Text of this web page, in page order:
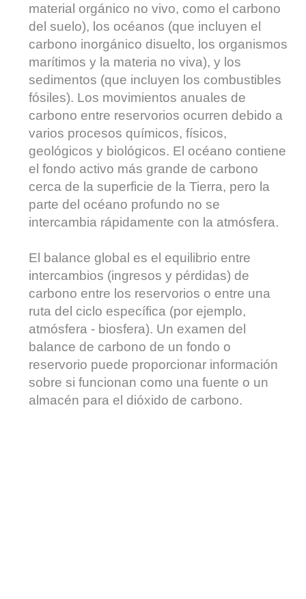
material orgánico no vivo, como el carbono
del suelo), los océanos (que incluyen el
carbono inorgánico disuelto, los organismos
marítimos y la materia no viva), y los
sedimentos (que incluyen los combustibles
fósiles). Los movimientos anuales de
carbono entre reservorios ocurren debido a
varios procesos químicos, físicos,
geológicos y biológicos. El océano contiene
el fondo activo más grande de carbono
cerca de la superficie de la Tierra, pero la
parte del océano profundo no se
intercambia rápidamente con la atmósfera.
El balance global es el equilibrio entre
intercambios (ingresos y pérdidas) de
carbono entre los reservorios o entre una
ruta del ciclo específica (por ejemplo,
atmósfera - biosfera). Un examen del
balance de carbono de un fondo o
reservorio puede proporcionar información
sobre si funcionan como una fuente o un
almacén para el dióxido de carbono.